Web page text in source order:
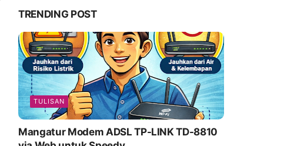
TRENDING POST
TULISAN
Mangatur Modem ADSL TP-LINK TD-8810